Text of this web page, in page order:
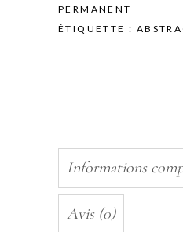
PERMANENT
ÉTIQUETTE :
Informations
Avis (0)